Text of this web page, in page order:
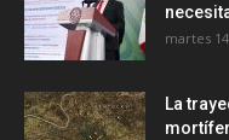
martes
La